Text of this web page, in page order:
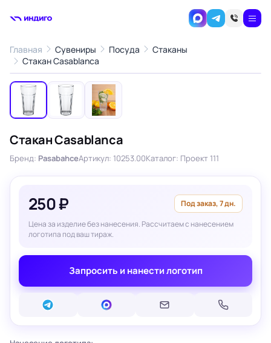
Главная Сувениры Посуда
Стаканы
Стакан Casablanca
‹ ›
Стакан Casablanca
Бренд: PasabahceАртикул: 10253.00Каталог: Проект 111
250 ₽ Под заказ, 7 дн.
Цена за изделие без нанесения. Рассчитаем с нанесением
логотипа под ваш тираж.
Запросить и нанести логотип